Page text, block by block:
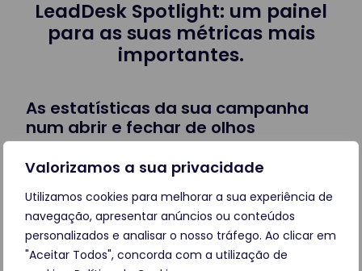
Valorizamos a sua privacidade
Utilizamos cookies para melhorar a sua experiência de
navegação, apresentar anúncios ou conteúdos
personalizados e analisar o nosso tráfego. Ao clicar em
"Aceitar Todos", concorda com a utilização de
LeadDesk Spotlight: um painel
para as suas métricas mais
importantes.
As estatísticas da sua campanha
num abrir e fechar de olhos
Números restantes, negócios, taxa de sucesso,
negócios por hora, taxa de abandono, taxa de
conexão, conexões por hora.Mantenha-se
informado ao segundo.